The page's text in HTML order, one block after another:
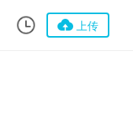
上传